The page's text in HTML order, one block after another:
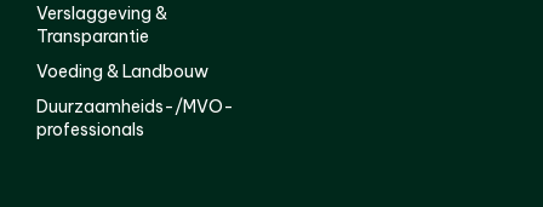
Verslaggeving &
Transparantie
Voeding & Landbouw
Duurzaamheids-/MVO-
professionals